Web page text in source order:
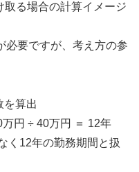
る場合の計算イメージ
必要ですが、考え方の参
を算出
円 ÷ 40万円 ＝ 12年
く12年の勤務期間と扱